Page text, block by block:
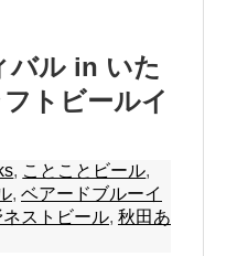
バル in いた
トビールイ
, ことことビール,
, ベアードブルーイ
ストビール, 秋田あ